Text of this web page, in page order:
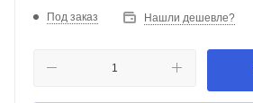
Под заказ Нашли дешевле?